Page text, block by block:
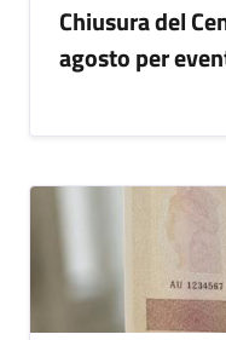
Chiusura del
agosto per